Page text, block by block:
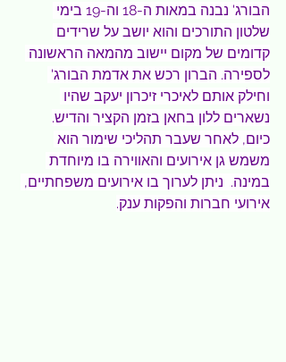
הבורג' נבנה במאות ה-18 וה-19 בימי
שלטון התורכים והוא יושב על שרידים
קדומים של מקום יישוב מהמאה הראשונה
לספירה. הברון רכש את אדמת הבורג'
וחילק אותם לאיכרי זיכרון יעקב שהיו
נשארים ללון בחאן בזמן הקציר והדיש.
כיום, לאחר שעבר תהליכי שימור הוא
משמש גן אירועים והאווירה בו מיוחדת
במינה.  ניתן לערוך בו אירועים משפחתיים,
אירועי חברות והפקות ענק.